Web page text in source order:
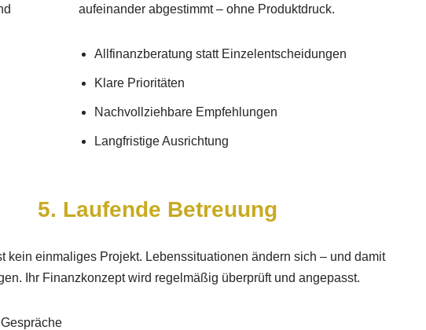
aufeinander abgestimmt – ohne Produktdruck.
Allfinanzberatung statt Einzelentscheidungen
Klare Prioritäten
Nachvollziehbare Empfehlungen
Langfristige Ausrichtung
5. Laufende Betreuung
kein einmaliges Projekt. Lebenssituationen ändern sich – und damit
Ihr Finanzkonzept wird regelmäßig überprüft und angepasst.